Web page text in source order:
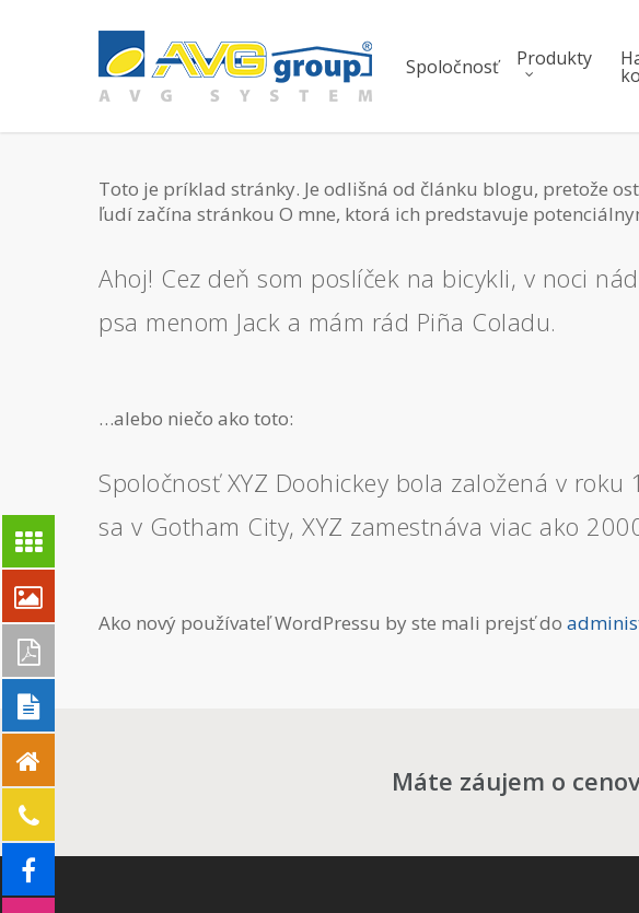
Spoločnosť Produkty
Toto je príklad stránky. Je odlišná od článku blogu, pretože
ľudí začína stránkou O mne, ktorá ich predstavuje
Ahoj! Cez deň som poslíček na bicykli, v noci
psa menom Jack a mám rád Piña Coladu.
…alebo niečo ako toto:
Spoločnosť XYZ Doohickey bola založená v
sa v Gotham City, XYZ zamestnáva viac ako
Ako nový používateľ WordPressu by ste mali prejsť do
Máte záujem o